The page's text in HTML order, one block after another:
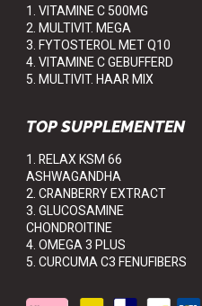
1. VITAMINE C 500MG
2. MULTIVIT. MEGA
3. FYTOSTEROL MET Q10
4. VITAMINE C GEBUFFERD
5. MULTIVIT. HAAR MIX
TOP SUPPLEMENTEN
1. RELAX KSM 66
ASHWAGANDHA
2. CRANBERRY EXTRACT
3. GLUCOSAMINE
CHONDROITINE
4. OMEGA 3 PLUS
5. CURCUMA C3 FENUFIBERS